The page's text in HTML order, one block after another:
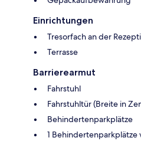
Einrichtungen
Tresorfach an der
Terrasse
Barrierearmut
Fahrstuhl
Fahrstuhltür (Breite in
Behindertenparkplätze
1 Behindertenparkplätze